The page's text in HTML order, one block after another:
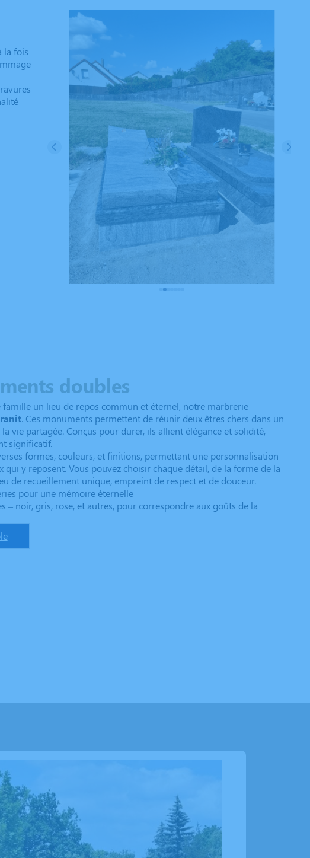
la fois
doubles
un lieu de repos commun et éternel, notre marbrerie
. Ces monuments permettent de réunir deux êtres chers dans un
vie partagée. Conçus pour durer, ils allient élégance et solidité,
significatif.
formes, couleurs, et finitions, permettant une personnalisation
y reposent. Vous pouvez choisir chaque détail, de la forme de la
de recueillement unique, empreint de respect et de douceur.
pour une mémoire éternelle
– noir, gris, rose, et autres, pour correspondre aux goûts de la